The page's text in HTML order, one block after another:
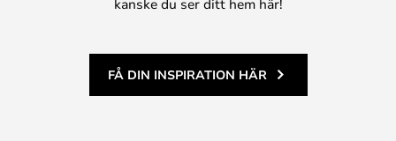
kanske du ser ditt hem här!
FÅ DIN INSPIRATION HÄR